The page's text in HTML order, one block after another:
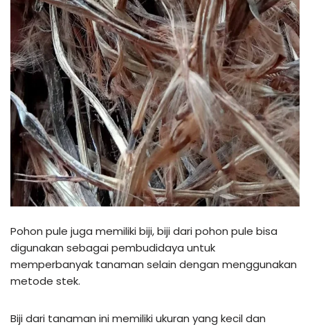
Pohon pule juga memiliki biji, biji dari pohon pule bisa
digunakan sebagai pembudidaya untuk
memperbanyak tanaman selain dengan menggunakan
metode stek.
Biji dari tanaman ini memiliki ukuran yang kecil dan